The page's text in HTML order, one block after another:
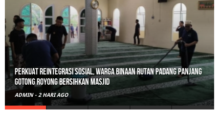
Polisi Sita 82 Paket Ganja Siap Edar di Tanah Datar
ADMIN - 3 HARI AGO